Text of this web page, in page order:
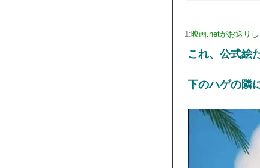
メイドの格好してるちょちょたんの破壊力が
ランJ民ワイ、新しいランニングシューズを手
出自が社長にバレて「愛人になれ」と脅され
子供部屋おじさんなんですがコード類の配線
ポルシェが満を持して送り出す初EV 「タイカ
【朗報】阪神のドラフト、ガチで大当たりだ
下半身トレーニング、太ももに自信ニキきて
1:映画.netがお送りし
これ、公式絵
下のハゲの隣